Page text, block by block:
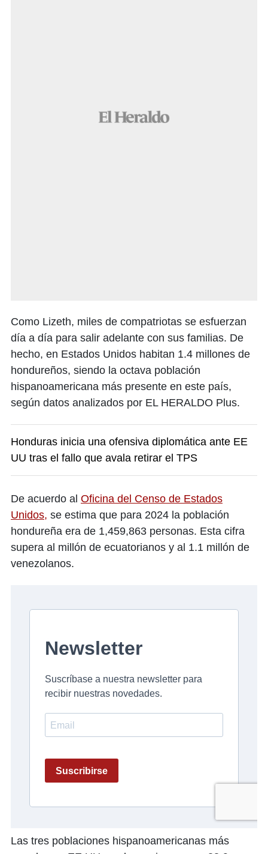
Como Lizeth, miles de compatriotas se esfuerzan
día a día para salir adelante con sus familias. De
hecho, en Estados Unidos habitan 1.4 millones de
hondureños, siendo la octava población
hispanoamericana más presente en este país,
según datos analizados por EL HERALDO Plus.
Honduras inicia una ofensiva diplomática ante EE
UU tras el fallo que avala retirar el TPS
De acuerdo al Oficina del Censo de Estados
Unidos, se estima que para 2024 la población
hondureña era de 1,459,863 personas. Esta cifra
supera al millón de ecuatorianos y al 1.1 millón de
venezolanos.
Las tres poblaciones hispanoamericanas más